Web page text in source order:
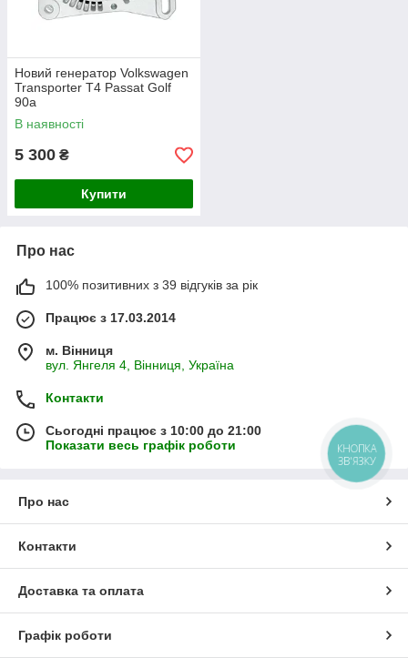
Новий генератор Volkswagen
Transporter T4 Passat Golf
90а
В наявності
5 300 ₴
Купити
Про нас
100% позитивних з 39 відгуків за рік
Працює з 17.03.2014
м. Вінниця
вул. Янгеля 4, Вінниця, Україна
Контакти
Сьогодні працює з 10:00 до 21:00
Показати весь графік роботи
Про нас
Контакти
Доставка та оплата
Графік роботи
КНОПКА
ЗВ'ЯЗКУ